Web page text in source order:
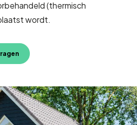
(thermisch
wordt.